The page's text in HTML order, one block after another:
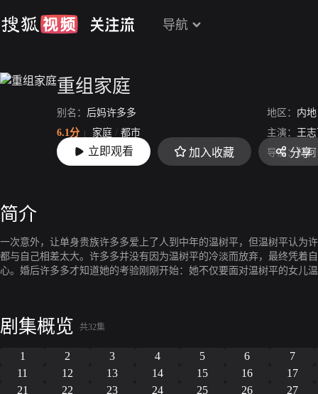
导航
重组家庭
别名： 后妈许多多 地区： 内地
6.1分
家庭 / 都市 主演：
王
上映： 2015-01-01 导演：林柯
立即观看 加入收藏 分享
简介
一次意外，让单身贵族许多多爱上了人到中年的温树平，但温树平认为
都与自己相差太大。许多多并没有因为温树平的冷淡而放弃，最终凭着
心。婚后许多多才知道她的考验刚刚开始：她不仅要面对温树平的女儿
一起。
剧集概览 共32集
1 2 3 4 5 6
7
11
12 13 14 15 16
17
21
22 23 24 25 26
27